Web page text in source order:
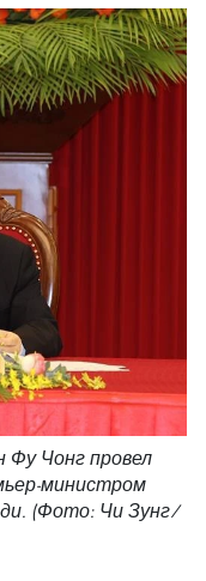
Фу Чонг провел
министром
(Фото: Чи Зунг/